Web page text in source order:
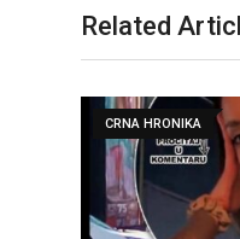
Related
CRNA HRONIKA